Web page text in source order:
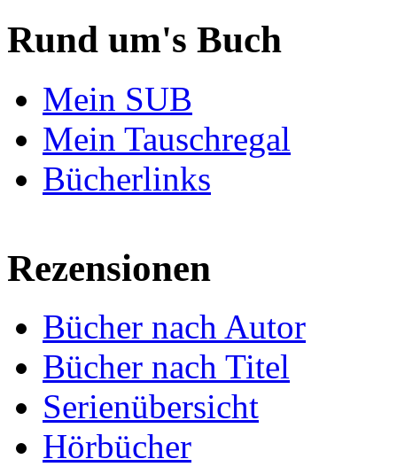
Rund um's Buch
Mein SUB
Mein Tauschregal
Bücherlinks
Rezensionen
Bücher nach Autor
Bücher nach Titel
Serienübersicht
Hörbücher